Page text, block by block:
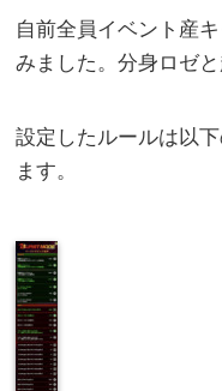
自前全員イベント産
みました。分身ロゼ
設定したルールは以
ます。